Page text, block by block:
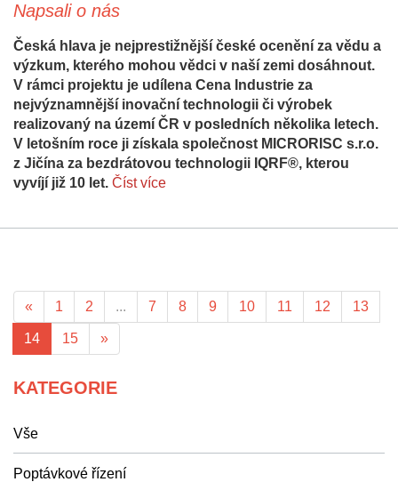
Napsali o nás
Česká hlava je nejprestižnější české ocenění za vědu a
výzkum, kterého mohou vědci v naší zemi dosáhnout.
V rámci projektu je udílena Cena Industrie za
nejvýznamnější inovační technologii či výrobek
realizovaný na území ČR v posledních několika letech.
V letošním roce ji získala společnost MICRORISC s.r.o.
z Jičína za bezdrátovou technologii IQRF®, kterou
vyvíjí již 10 let. Číst více
« 1 2 ... 7 8 9 10 11 12 13
14 15 »
KATEGORIE
Vše
Poptávkové řízení